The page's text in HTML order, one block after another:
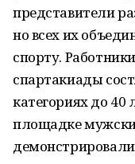
представители
но всех их
спорту.
спартакиады
категориях до 40
площадке